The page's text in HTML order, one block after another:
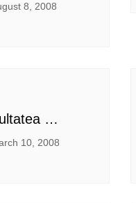
8, 2008
…
10, 2008